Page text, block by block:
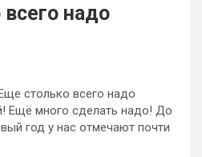
надо
столько всего надо
Ещё много сделать надо! До
год у нас отмечают почти